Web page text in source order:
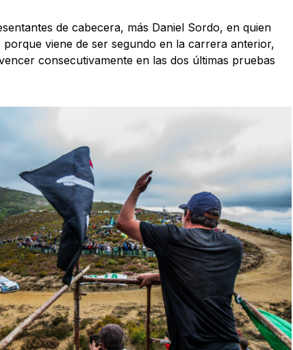
de cabecera, más Daniel Sordo, en quien
viene de ser segundo en la carrera anterior,
consecutivamente en las dos últimas pruebas